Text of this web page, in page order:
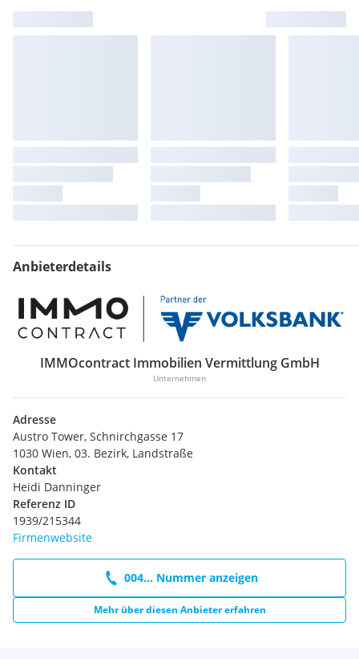
Wir weisen darauf hin, dass zwischen dem Vermittler und
Finden Sie noch mehr attraktive Liegenschaften
Anbieterdetails
IMMOcontract Immobilien Vermittlung GmbH
Unternehmen
Adresse
Austro Tower, Schnirchgasse 17
1030 Wien, 03. Bezirk, Landstraße
Kontakt
Heidi Danninger
Referenz ID
1939/215344
Firmenwebsite
004... Nummer anzeigen
Mehr über diesen Anbieter erfahren